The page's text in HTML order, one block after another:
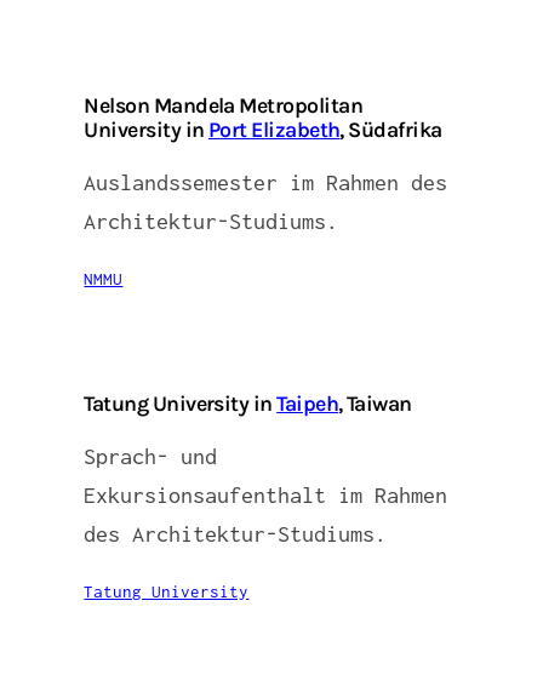
Nelson Mandela Metropolitan
University in Port Elizabeth, Südafrika
Auslandssemester im Rahmen des
Architektur-Studiums.
NMMU
Tatung University inTaipeh, Taiwan
Sprach- und
Exkursionsaufenthalt im Rahmen
des Architektur-Studiums.
Tatung University